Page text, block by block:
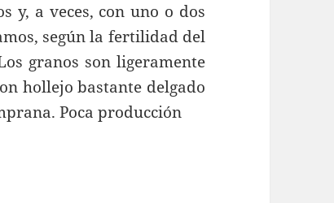
y, a veces, con uno o dos
según la fertilidad del
granos son ligeramente
hollejo bastante delgado
Poca producción